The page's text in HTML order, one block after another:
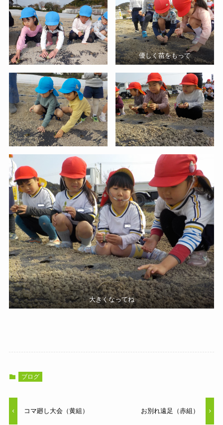
優しく苗をもって
大きくなってね
ブログ
コマ廻し大会（黄組） お別れ遠足（赤組）